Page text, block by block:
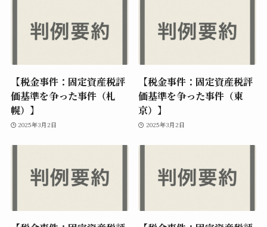
【税金事件：固定資産税評
価基準を争った事件（札
幌）】
2025年3月2日
【税金事件：固定資産税評
価基準を争った事件（東
京）】
2025年3月2日